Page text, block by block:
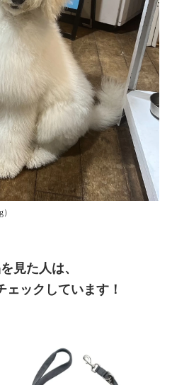
見た人は、
ェックしています！